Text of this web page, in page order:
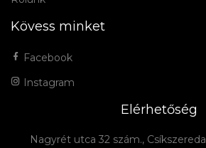
Kövess minket
Facebook
Instagram
Elérhetőség
Nagyrét utca 32 szám.,